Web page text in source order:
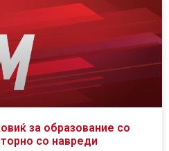
за образование со
со навреди